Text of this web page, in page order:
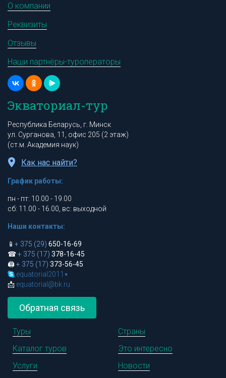
О компании
Реквизиты
Отзывы
Наши партнёры-туроператоры
Экваториал-тур
Республика Беларусь, г. Минск
ул. Сурганова, 11, офис 205 (2 этаж)
(ст.м. Академия наук)
Как нас найти?
График работы:
пн - пт: 10.00 - 19.00
сб: 11.00 - 16.00, вс: выходной
Наши контакты:
📱 + 375 (29) 650-16-69
☎+ 375 (17) 378-16-45
🖨+ 375 (17) 373-56-45
equatorial2011 ▾
📩 equatorial@bk.ru
Обратная связь
Туры
Страны
Каталог туров
Это интересно
Услуги
Новости